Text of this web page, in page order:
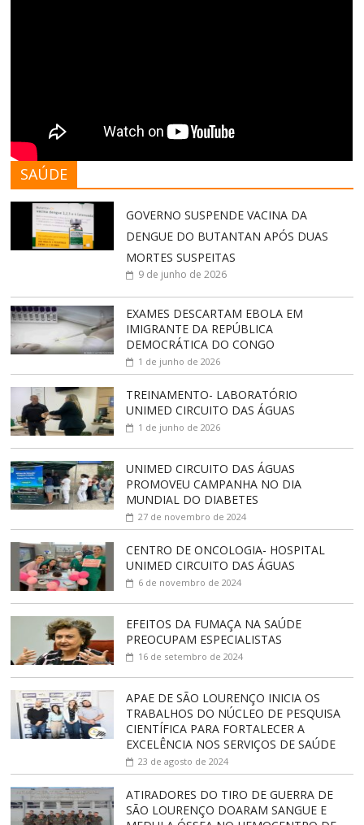
SAÚDE
GOVERNO SUSPENDE VACINA DA
DENGUE DO BUTANTAN APÓS DUAS
MORTES SUSPEITAS
9 de junho de 2026
EXAMES DESCARTAM EBOLA EM
IMIGRANTE DA REPÚBLICA
DEMOCRÁTICA DO CONGO
1 de junho de 2026
TREINAMENTO- LABORATÓRIO
UNIMED CIRCUITO DAS ÁGUAS
1 de junho de 2026
UNIMED CIRCUITO DAS ÁGUAS
PROMOVEU CAMPANHA NO DIA
MUNDIAL DO DIABETES
27 de novembro de 2024
CENTRO DE ONCOLOGIA- HOSPITAL
UNIMED CIRCUITO DAS ÁGUAS
6 de novembro de 2024
EFEITOS DA FUMAÇA NA SAÚDE
PREOCUPAM ESPECIALISTAS
16 de setembro de 2024
APAE DE SÃO LOURENÇO INICIA OS
TRABALHOS DO NÚCLEO DE PESQUISA
CIENTÍFICA PARA FORTALECER A
EXCELÊNCIA NOS SERVIÇOS DE SAÚDE
23 de agosto de 2024
ATIRADORES DO TIRO DE GUERRA DE
SÃO LOURENÇO DOARAM SANGUE E